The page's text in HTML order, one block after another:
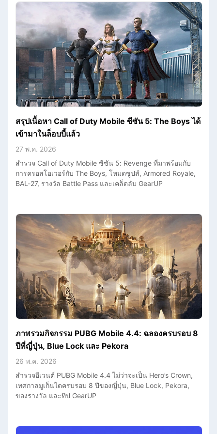
สรุปเนื้อหา Call of Duty Mobile ซีซัน 5: The Boys ได้
เข้ามาในล็อบบี้แล้ว
27 พ.ค. 2026
สำรวจ Call of Duty Mobile ซีซัน 5: Revenge ที่มาพร้อมกับ
การครอสโอเวอร์กับ The Boys, โหมดซูปส์, Armored Royale,
BAL-27, รางวัล Battle Pass และเคล็ดลับ GearUP
ภาพรวมกิจกรรม PUBG Mobile 4.4: ฉลองครบรอบ 8
ปีที่ญี่ปุ่น, Blue Lock และ Pekora
26 พ.ค. 2026
สำรวจอีเวนต์ PUBG Mobile 4.4 ไม่ว่าจะเป็น Hero’s Crown,
เทศกาลมูเก็นไดครบรอบ 8 ปีของญี่ปุ่น, Blue Lock, Pekora,
ของรางวัล และทิป GearUP